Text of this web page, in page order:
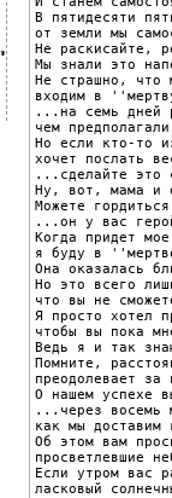
В пятидесяти
от земли мы
Не раскисайте,
Мы знали это
Не страшно, что
входим в
''
...на семь дней
чем
Но если кто-то
хочет послать
...сделайте это
Ну, вот, мама и
Можете
...он у вас
Когда придет
я буду в
''
Она оказалась
Но это всего
что вы не
Я просто хотел
чтобы вы пока
Ведь я и так
Помните,
преодолевает за
О нашем успехе
...через восемь
как мы доставим
Об этом вам
просветлевшие
Если утром вас
ласковый